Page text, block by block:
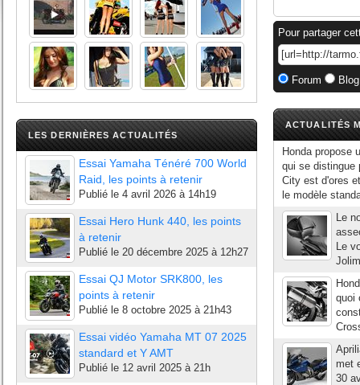
LES DERNIÈRES ACTUALITÉS
Essai Yamaha Ténéré 700 World
Raid, les points à retenir
Publié le 4 avril 2026 à 14h19
Essai Hero Hunk 440, les points
à retenir
Publié le 20 décembre 2025 à 12h27
Essai QJ Motor SRK800, les
points à retenir
Publié le 8 octobre 2025 à 21h43
Essai vidéo Yamaha MT 07 2025
standard et Y AMT
Publié le 12 avril 2025 à 21h
Pour partager
Forum
ACTUALITÉS
Honda propose
qui se distingue
City est d'ores
le modèle
Le
Le
quoi
met
30